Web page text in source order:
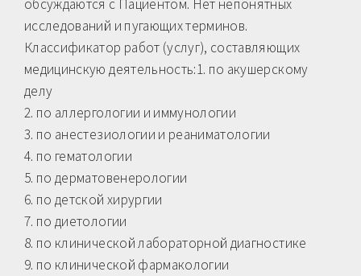
обсуждаются с Пациентом. Нет непонятных
исследований и пугающих терминов.
Классификатор работ (услуг), составляющих
медицинскую деятельность:1. по акушерскому
делу
2. по аллергологии и иммунологии
3. по анестезиологии и реаниматологии
4. по гематологии
5. по дерматовенерологии
6. по детской хирургии
7. по диетологии
8. по клинической лабораторной диагностике
9. по клинической фармакологии